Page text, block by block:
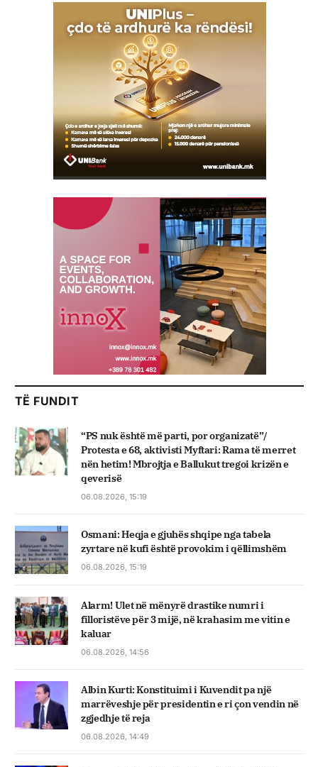
TË FUNDIT
“PS nuk është më parti, por organizatë”/
Protesta e 68, aktivisti Myftari: Rama të merret
nën hetim! Mbrojtja e Ballukut tregoi krizën e
qeverisë
06.08.2026, 15:19
Osmani: Heqja e gjuhës shqipe nga tabela
zyrtare në kufi është provokim i qëllimshëm
06.08.2026, 15:19
Alarm! Ulet në mënyrë drastike numri i
filloristëve për 3 mijë, në krahasim me vitin e
kaluar
06.08.2026, 14:56
Albin Kurti: Konstituimi i Kuvendit pa një
marrëveshje për presidentin e ri çon vendin në
zgjedhje të reja
06.08.2026, 14:49